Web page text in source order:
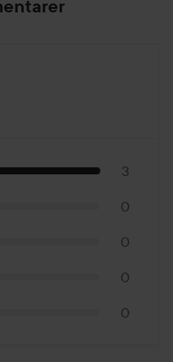
3
0
0
0
0